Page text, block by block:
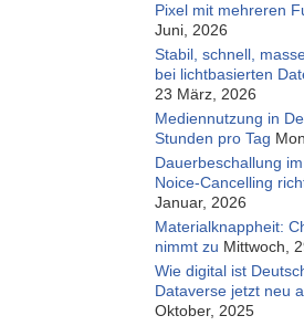
Pixel mit mehreren
Juni, 2026
Stabil, schnell,
bei lichtbasierten
23 März, 2026
Mediennutzung in
Stunden pro Tag
Dauerbeschallung
Noice-Cancelling
Januar, 2026
Materialknappheit:
nimmt zu Mittwoch,
Wie digital ist
Dataverse jetzt neu
Oktober, 2025